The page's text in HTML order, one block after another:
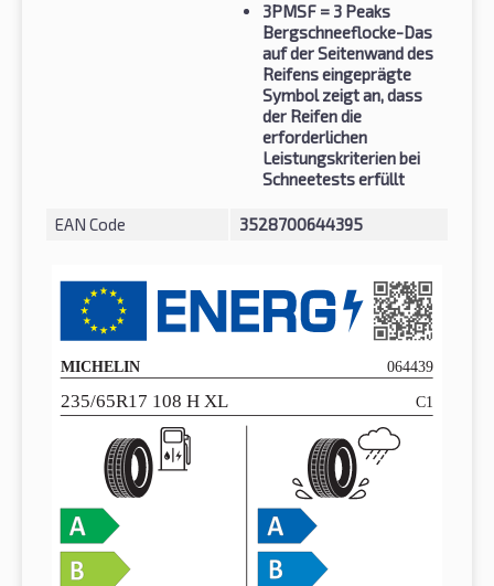
3PMSF = 3 Peaks
Bergschneeflocke-Das
auf der Seitenwand des
Reifens eingeprägte
Symbol zeigt an, dass
der Reifen die
erforderlichen
Leistungskriterien bei
Schneetests erfüllt
EAN Code 3528700644395